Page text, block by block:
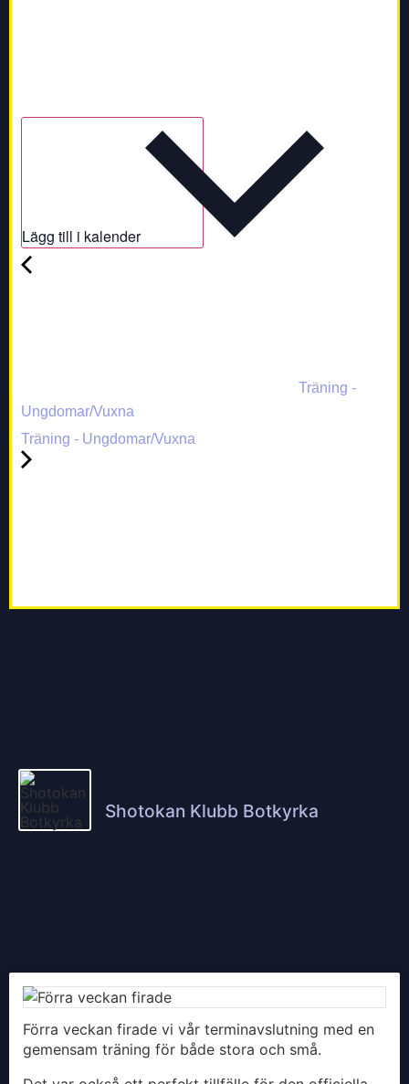
Lägg till i kalender
Träning -
Ungdomar/Vuxna
Träning - Ungdomar/Vuxna
Shotokan Klubb Botkyrka
Förra veckan firade vi vår terminavslutning med en
gemensam träning för både stora och små.